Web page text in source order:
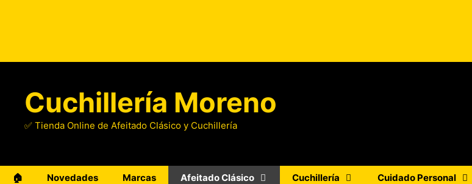
Cuchillería Moreno
✅ Tienda Online de Afeitado Clásico y Cuchillería
🏠 Novedades Marcas Afeitado Clásico Cuchillería Cuidado Personal